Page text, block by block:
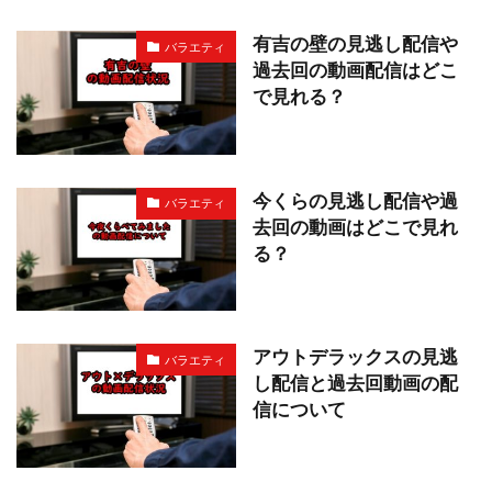
バラエティ
有吉の壁の見逃し配信や
過去回の動画配信はどこ
で見れる？
バラエティ
今くらの見逃し配信や過
去回の動画はどこで見れ
る？
バラエティ
アウトデラックスの見逃
し配信と過去回動画の配
信について